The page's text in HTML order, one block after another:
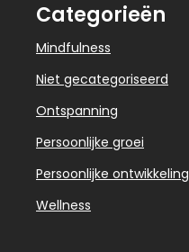
Categorieën
Mindfulness
Niet gecategoriseerd
Ontspanning
Persoonlijke groei
Persoonlijke ontwikkeling
Wellness